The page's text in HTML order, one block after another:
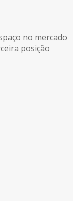
no mercado
posição